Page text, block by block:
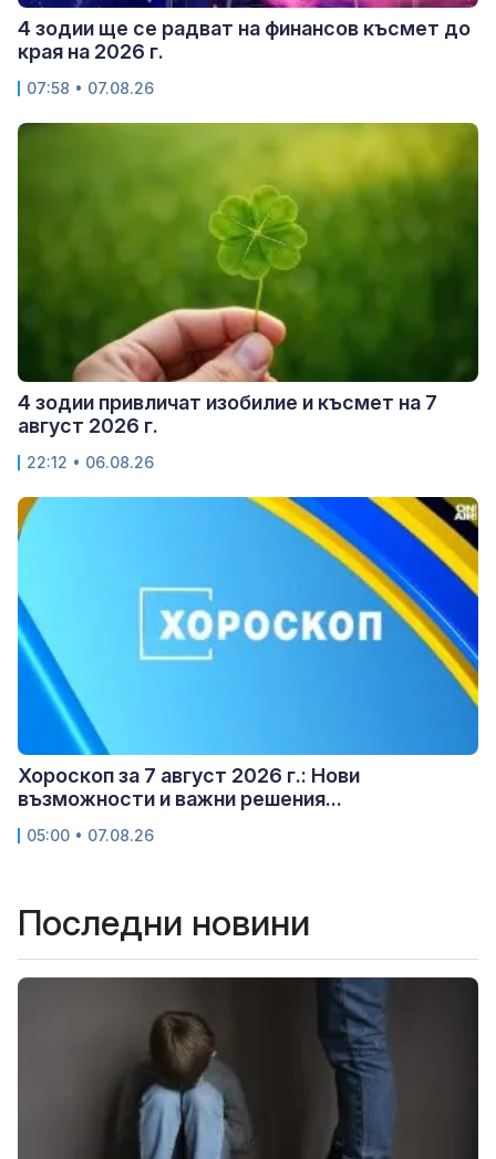
4 зодии ще се радват на финансов късмет до
края на 2026 г.
07:58 • 07.08.26
4 зодии привличат изобилие и късмет на 7
август 2026 г.
22:12 • 06.08.26
Хороскоп за 7 август 2026 г.: Нови
възможности и важни решения...
05:00 • 07.08.26
Последни новини